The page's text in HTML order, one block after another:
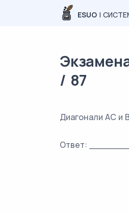
ESUO |
/ 87
Диагонали AC и
Ответ: